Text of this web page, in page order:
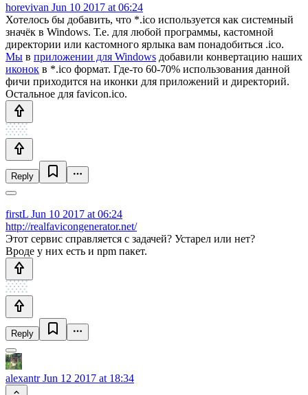
horevivan Jun 10 2017 at 06:24
Хотелось бы добавить, что *.ico используется как системный
значёк в Windows. Т.е. для любой программы, кастомной
директории или кастомного ярлыка вам понадобиться .ico.
Мы в приложении для Windows добавили конвертацию наших
иконок в *.ico формат. Где-то 60-70% использования данной
фичи приходится на иконки для приложений и директорий.
Остальное для favicon.ico.
Reply
firstL Jun 10 2017 at 06:24
http://realfavicongenerator.net/
Этот сервис справляется с задачей? Устарел или нет?
Вроде у них есть и npm пакет.
Reply
alexantrJun 12 2017 at 18:34